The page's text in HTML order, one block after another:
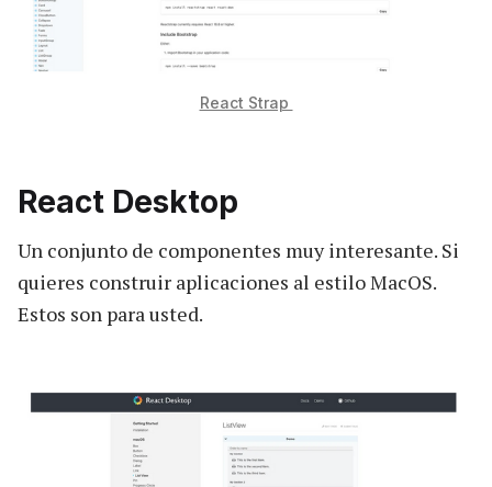
React Strap
React Desktop
Un conjunto de componentes muy interesante. Si
quieres construir aplicaciones al estilo MacOS.
Estos son para usted.